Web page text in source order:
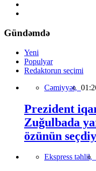
Gündəmdə
Yeni
Populyar
Redaktorun seçimi
Cəmiyyət,
Prezident
Zuğulbada
özünün
Ekspress təhlil,